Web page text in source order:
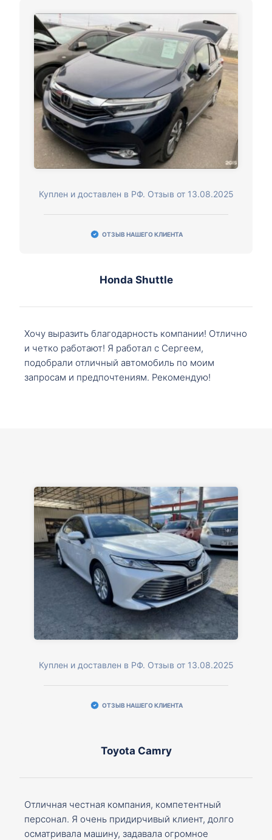
Куплен и доставлен в РФ. Отзыв от 13.08.2025
ОТЗЫВ НАШЕГО КЛИЕНТА
Honda Shuttle
Хочу выразить благодарность компании! Отлично
и четко работают! Я работал с Сергеем,
подобрали отличный автомобиль по моим
запросам и предпочтениям. Рекомендую!
Куплен и доставлен в РФ. Отзыв от 13.08.2025
ОТЗЫВ НАШЕГО КЛИЕНТА
Toyota Camry
Отличная честная компания, компетентный
персонал. Я очень придирчивый клиент, долго
осматривала машину, задавала огромное